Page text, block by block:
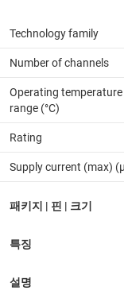
Technology family
Number of channels
Operating temperature
range (°C)
Rating
Supply current (max)